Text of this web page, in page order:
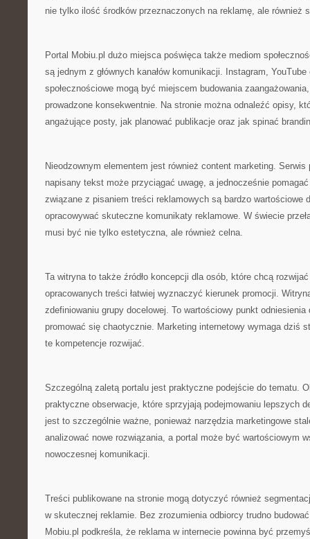
nie tylko ilość środków przeznaczonych na reklamę, ale również
Portal Mobiu.pl dużo miejsca poświęca także mediom
są jednym z głównych kanałów komunikacji. Instagram,
społecznościowe mogą być miejscem budowania
prowadzone konsekwentnie. Na stronie można odnaleźć opisy,
angażujące posty, jak planować publikacje oraz jak spinać
Nieodzownym elementem jest również content marketing. Serwis
napisany tekst może przyciągać uwagę, a jednocześnie
związane z pisaniem treści reklamowych są bardzo wartościowe
opracowywać skuteczne komunikaty reklamowe. W świecie
musi być nie tylko estetyczna, ale również celna.
Ta witryna to także źródło koncepcji dla osób, które chcą
opracowanych treści łatwiej wyznaczyć kierunek promocji.
zdefiniowaniu grupy docelowej. To wartościowy punkt
promować się chaotycznie. Marketing internetowy wymaga dziś
te kompetencje rozwijać.
Szczególną zaletą portalu jest praktyczne podejście do tematu.
praktyczne obserwacje, które sprzyjają podejmowaniu lepszych
jest to szczególnie ważne, ponieważ narzędzia marketingowe
analizować nowe rozwiązania, a portal może być wartościowym
nowoczesnej komunikacji.
Treści publikowane na stronie mogą dotyczyć również
w skutecznej reklamie. Bez zrozumienia odbiorcy trudno
Mobiu.pl podkreśla, że reklama w internecie powinna być